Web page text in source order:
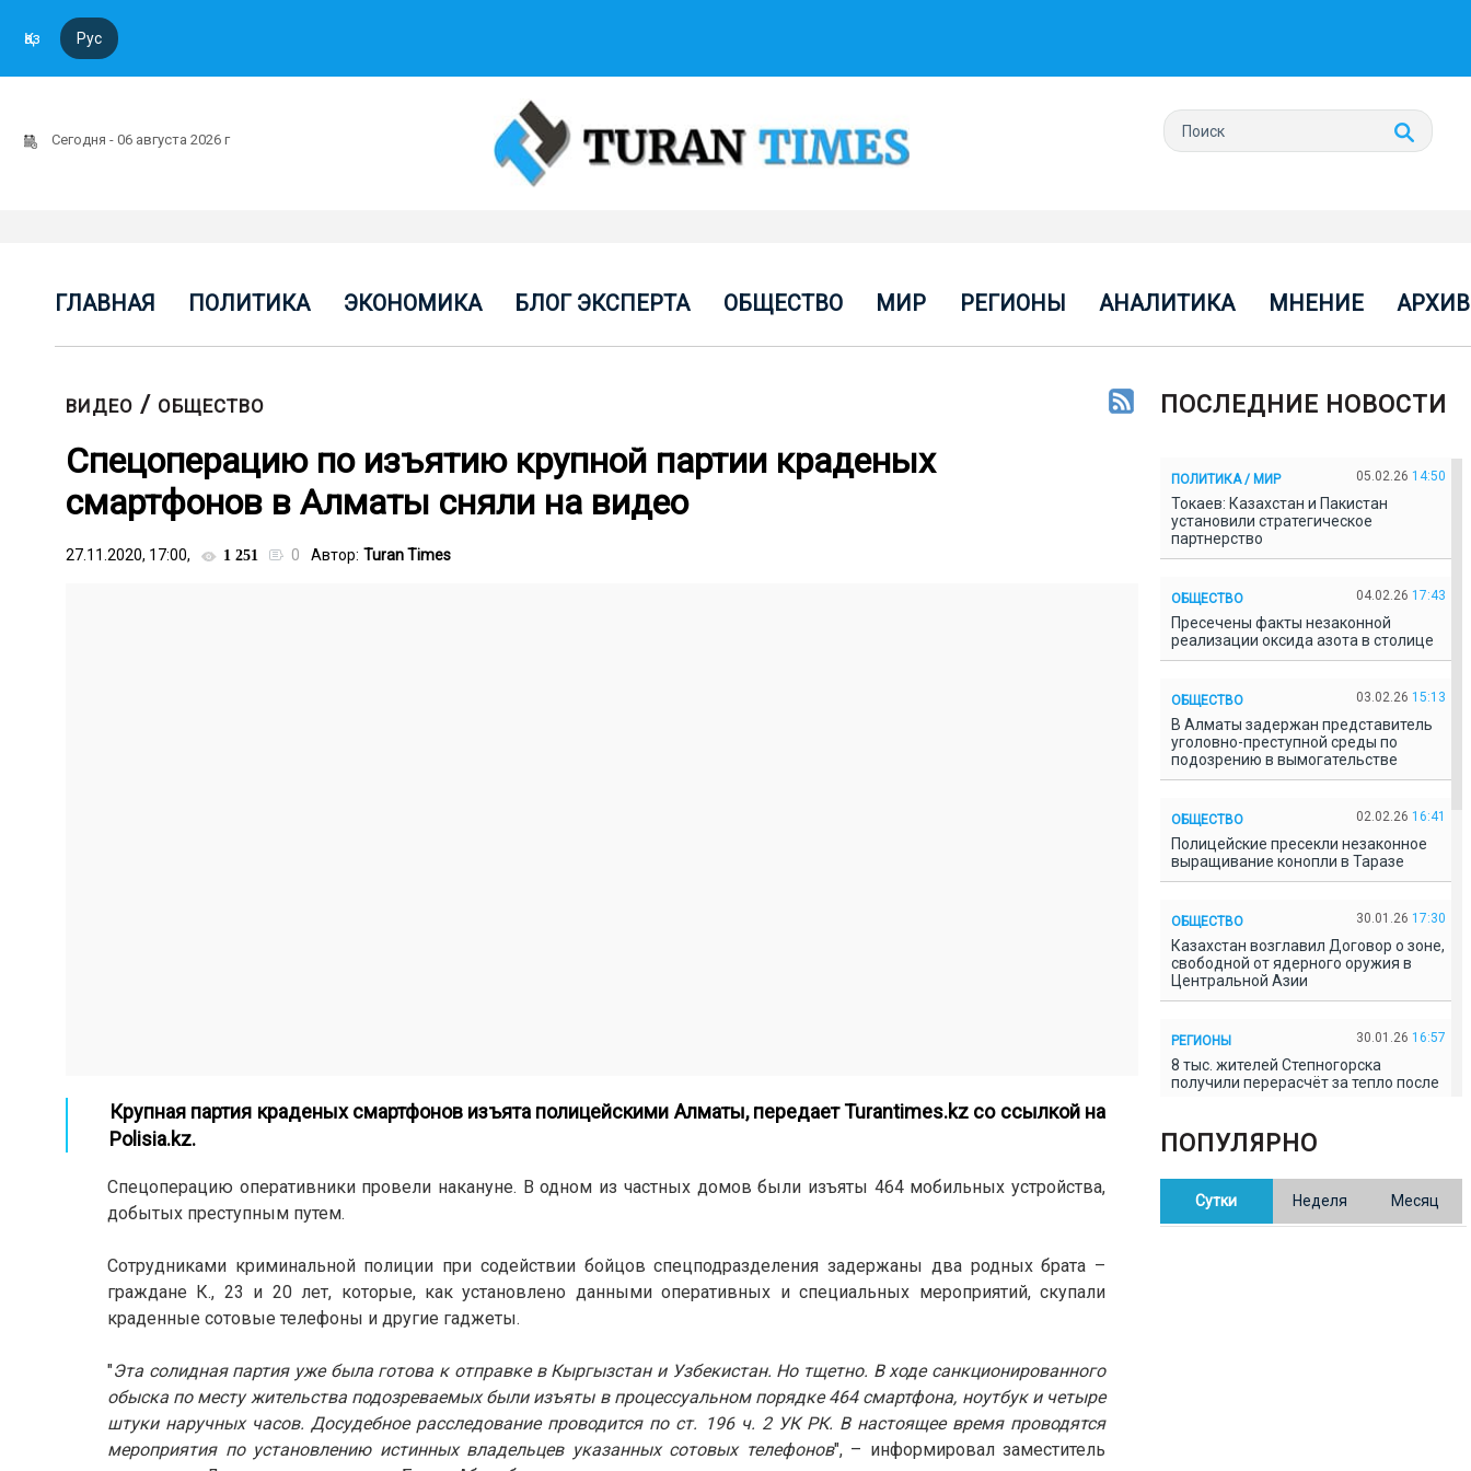
Қаз Рус
Сегодня - 06 августа 2026 г
ГЛАВНАЯ ПОЛИТИКА ЭКОНОМИКА БЛОГ ЭКСПЕРТА ОБЩЕСТВО МИР РЕГИОНЫ АНАЛИТИКА МНЕНИЕ АРХИВ
ВИДЕО / ОБЩЕСТВО
Спецоперацию по изъятию крупной партии краденых
смартфонов в Алматы сняли на видео
27.11.2020, 17:00, 1 251 0 Автор: Turan Times
Крупная партия краденых смартфонов изъята полицейскими Алматы, передаетTurantimes.kz со ссылкой на
Polisia.kz.
Спецоперацию оперативники провели накануне. В одном из частных домов были изъяты 464 мобильных устройства,
добытых преступным путем.
Сотрудниками криминальной полиции при содействии бойцов спецподразделения задержаны два родных брата –
граждане К., 23 и 20 лет, которые, как установлено данными оперативных и специальных мероприятий, скупали
краденные сотовые телефоны и другие гаджеты.
"Эта солидная партия уже была готова к отправке в Кыргызстан и Узбекистан. Но тщетно. В ходе санкционированного
обыска по месту жительства подозреваемых были изъяты в процессуальном порядке 464 смартфона, ноутбук и четыре
штуки наручных часов. Досудебное расследование проводится по ст. 196 ч. 2 УК РК. В настоящее время проводятся
мероприятия по установлению истинных владельцев указанных сотовых телефонов", – информировал заместитель
ПОСЛЕДНИЕ НОВОСТИ
ПОЛИТИКА / МИР 05.02.26 14:50
Токаев: Казахстан и Пакистан
установили стратегическое
партнерство
ОБЩЕСТВО 04.02.26 17:43
Пресечены факты незаконной
реализации оксида азота в столице
ОБЩЕСТВО 03.02.26 15:13
В Алматы задержан представитель
уголовно-преступной среды по
подозрению в вымогательстве
ОБЩЕСТВО 02.02.26 16:41
Полицейские пресекли незаконное
выращивание конопли в Таразе
ОБЩЕСТВО 30.01.26 17:30
Казахстан возглавил Договор о зоне,
свободной от ядерного оружия в
Центральной Азии
РЕГИОНЫ 30.01.26 16:57
8 тыс. жителей Степногорска
получили перерасчёт за тепло после
В Казахстане готовят новую
редакцию Конституции: меняется
ПОПУЛЯРНО
Сутки Неделя Месяц